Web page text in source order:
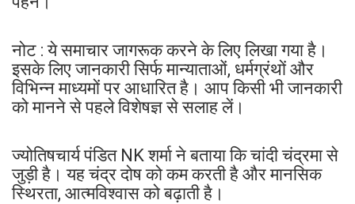
नोट : ये समाचार जागरूक करने के लिए लिखा गया है।
इसके लिए जानकारी सिर्फ मान्याताओं, धर्मग्रंथों और
विभिन्न माध्यमों पर आधारित है। आप किसी भी जानकारी
को मानने से पहले विशेषज्ञ से सलाह लें।
ज्योतिषचार्य पंडित NK शर्मा ने बताया कि चांदी चंद्रमा से
जुड़ी है। यह चंद्र दोष को कम करती है और मानसिक
स्थिरता, आत्मविश्वास को बढ़ाती है।